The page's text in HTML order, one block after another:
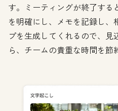
す。ミーティングが終了する
を明確にし、メモを記録し、
プを生成してくれるので、
ら、チームの貴重な時間を節